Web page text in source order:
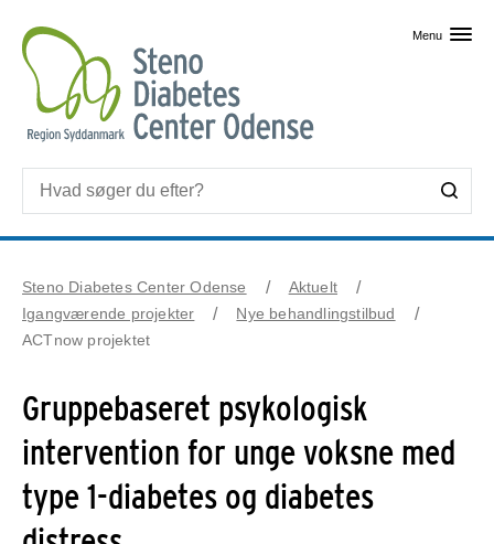
Menu
Steno Diabetes Center Odense
Aktuelt
Igangværende projekter
Nye behandlingstilbud
ACTnow projektet
Gruppebaseret psykologisk
intervention for unge voksne med
type 1-diabetes og diabetes